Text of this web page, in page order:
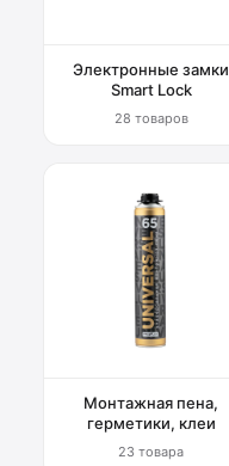
Электронные замки
Smart Lock
28 товаров
Монтажная пена,
герметики, клеи
23 товара